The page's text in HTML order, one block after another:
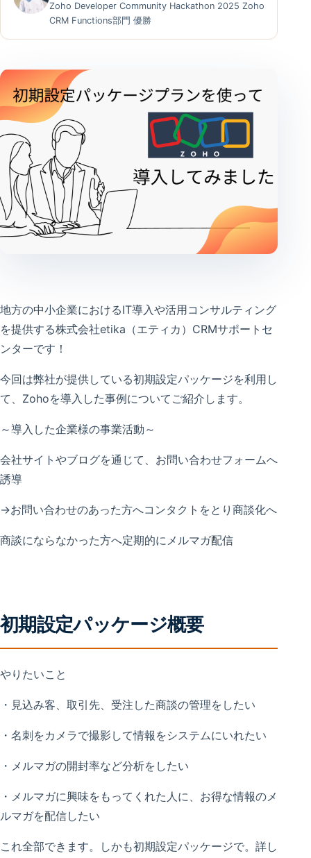
Zoho Developer Community Hackathon 2025 Zoho
CRM Functions部門 優勝
地方の中小企業におけるIT導入や活用コンサルティング
を提供する株式会社etika（エティカ）CRMサポートセ
ンターです！
今回は弊社が提供している初期設定パッケージを利用し
て、Zohoを導入した事例についてご紹介します。
～導入した企業様の事業活動～
会社サイトやブログを通じて、お問い合わせフォームへ
誘導
→お問い合わせのあった方へコンタクトをとり商談化へ
商談にならなかった方へ定期的にメルマガ配信
初期設定パッケージ概要
やりたいこと
・見込み客、取引先、受注した商談の管理をしたい
・名刺をカメラで撮影して情報をシステムにいれたい
・メルマガの開封率など分析をしたい
・メルマガに興味をもってくれた人に、お得な情報のメ
ルマガを配信したい
これ全部できます。しかも初期設定パッケージで。詳し